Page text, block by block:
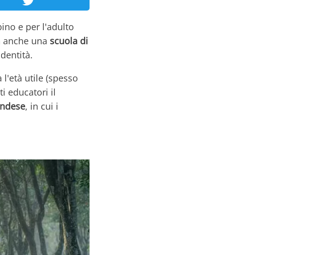
e per l'adulto
una scuola di
utile (spesso
educatori il
, in cui i